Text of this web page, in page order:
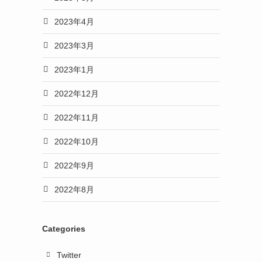
2023年4月
2023年3月
2023年1月
2022年12月
2022年11月
2022年10月
2022年9月
2022年8月
Categories
Twitter